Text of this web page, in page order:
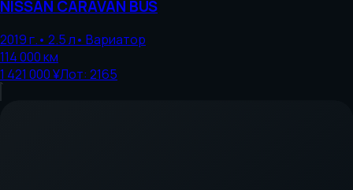
NISSAN CARAVAN BUS
2019г.• 2.5л• Вариатор
114 000км
1 421 000 ¥Лот: 2165